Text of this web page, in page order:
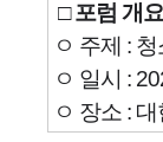
□ 포럼 개요
ㅇ 주제 :
ㅇ 일시 :
ㅇ 장소 :